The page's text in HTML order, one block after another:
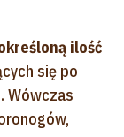
ilość
się po
Wówczas